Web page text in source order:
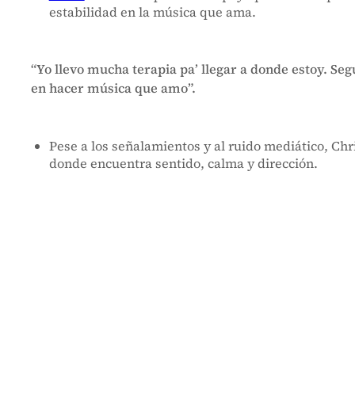
estabilidad en la música que ama.
“Yo llevo mucha terapia pa’ llegar a donde estoy.
en hacer música que amo”.
Pese a los señalamientos y al ruido mediático,
donde encuentra sentido, calma y dirección.